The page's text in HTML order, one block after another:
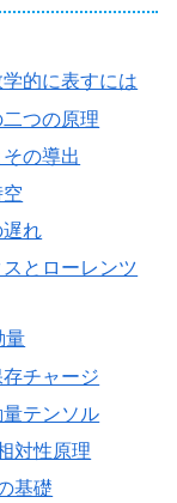
的に表すには
つの原理
の導出
れ
とローレンツ
量
チャージ
テンソル
対性原理
基礎